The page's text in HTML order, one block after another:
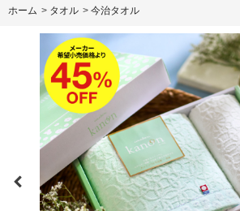
ホーム > タオル > 今治タオル